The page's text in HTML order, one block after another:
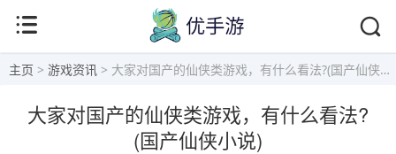
主页 > 游戏资讯 > 大家对国产的仙侠类游戏，有什么看法?(国产仙侠小说)
大家对国产的仙侠类游戏，有什么看法?
(国产仙侠小说)